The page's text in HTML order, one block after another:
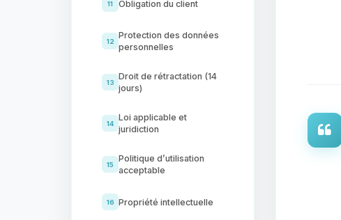
11 Obligation du client
12
Protection des données
personnelles
13
Droit de rétractation (14
jours)
14
Loi applicable et
juridiction
15
Politique d’utilisation
acceptable
16 Propriété intellectuelle